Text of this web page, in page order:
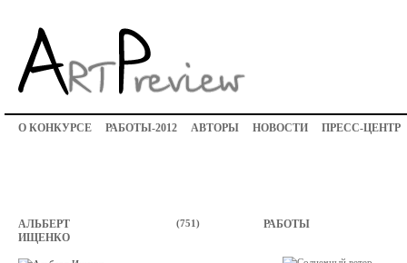
О КОНКУРСЕ РАБОТЫ-2012 АВТОРЫ НОВОСТИ ПРЕСС-ЦЕНТР
(751)
АЛЬБЕРТ
ИЩЕНКО
РАБОТЫ